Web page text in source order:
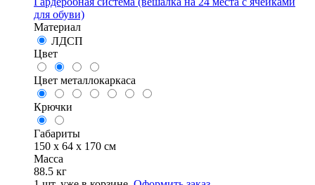
для обуви)
Материал
ЛДСП
Цвет
Цвет металлокаркаса
Крючки
Габариты
150 x 64 x 170 см
Масса
88.5 кг